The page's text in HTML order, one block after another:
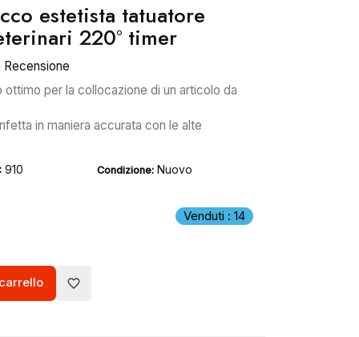
estetista tatuatore
220° timer
Recensione
per la collocazione di un articolo da
in maniera accurata con le alte
910 Condizione: Nuovo
Venduti : 14
favorite_border